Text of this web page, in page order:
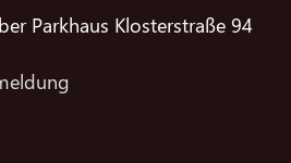
Parkhaus Klosterstraße 94